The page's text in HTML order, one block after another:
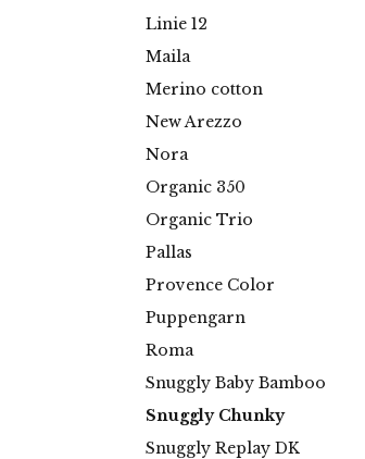
Linie 12
Maila
Merino cotton
New Arezzo
Nora
Organic 350
Organic Trio
Pallas
Provence Color
Puppengarn
Roma
Snuggly Baby Bamboo
Snuggly Chunky
Snuggly Replay DK